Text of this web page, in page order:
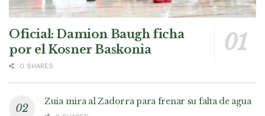
Oficial: Damion Baugh ficha
por el Kosner Baskonia
0 SHARES
Zuia mira al Zadorra para frenar su falta de agua